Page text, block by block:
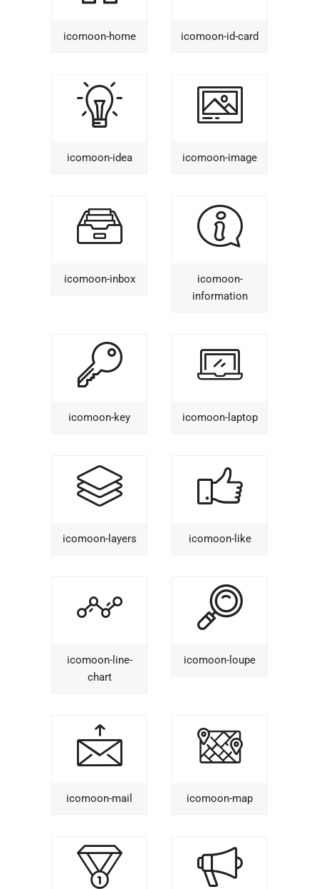
icomoon-home icomoon-id-card
icomoon-idea icomoon-image
icomoon-inbox
icomoon-
information
icomoon-key icomoon-laptop
icomoon-layers icomoon-like
icomoon-line-
chart
icomoon-loupe
icomoon-mail icomoon-map